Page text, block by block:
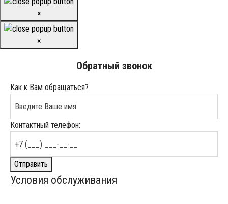
×
×
Обратный звонок
Как к Вам обращаться?
Контактный телефон:
Отправить
Условия обслуживания